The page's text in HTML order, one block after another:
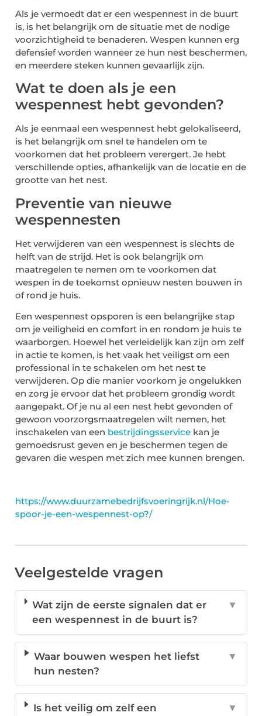
Als je vermoedt dat er een wespennest in de buurt
is, is het belangrijk om de situatie met de nodige
voorzichtigheid te benaderen. Wespen kunnen erg
defensief worden wanneer ze hun nest beschermen,
en meerdere steken kunnen gevaarlijk zijn.
Wat te doen als je een
wespennest hebt gevonden?
Als je eenmaal een wespennest hebt gelokaliseerd,
is het belangrijk om snel te handelen om te
voorkomen dat het probleem verergert. Je hebt
verschillende opties, afhankelijk van de locatie en de
grootte van het nest.
Preventie van nieuwe
wespennesten
Het verwijderen van een wespennest is slechts de
helft van de strijd. Het is ook belangrijk om
maatregelen te nemen om te voorkomen dat
wespen in de toekomst opnieuw nesten bouwen in
of rond je huis.
Een wespennest opsporen is een belangrijke stap
om je veiligheid en comfort in en rondom je huis te
waarborgen. Hoewel het verleidelijk kan zijn om zelf
in actie te komen, is het vaak het veiligst om een
professional in te schakelen om het nest te
verwijderen. Op die manier voorkom je ongelukken
en zorg je ervoor dat het probleem grondig wordt
aangepakt. Of je nu al een nest hebt gevonden of
gewoon voorzorgsmaatregelen wilt nemen, het
inschakelen van een bestrijdingsservice kan je
gemoedsrust geven en je beschermen tegen de
gevaren die wespen met zich mee kunnen brengen.
https://www.duurzamebedrijfsvoeringrijk.nl/Hoe-
spoor-je-een-wespennest-op?/
Veelgestelde vragen
Wat zijn de eerste signalen dat er
een wespennest in de buurt is?
▼
Waar bouwen wespen het liefst
hun nesten?
▼
Is het veilig om zelf een
▼